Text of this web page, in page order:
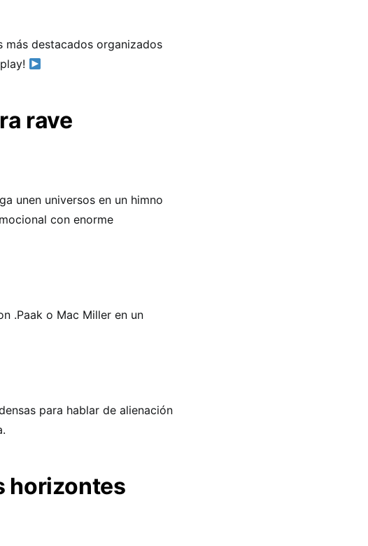
más destacados organizados
rave
unen universos en un himno
con enorme
.Paak o Mac Miller en un
para hablar de alienación
horizontes